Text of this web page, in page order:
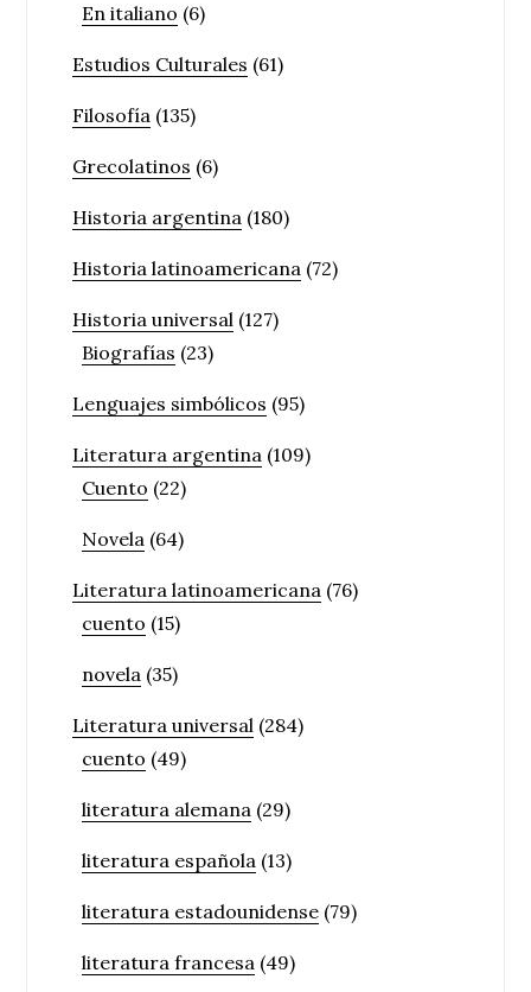
En italiano (6)
Estudios Culturales (61)
Filosofía (135)
Grecolatinos (6)
Historia argentina (180)
Historia latinoamericana (72)
Historia universal (127)
Biografías (23)
Lenguajes simbólicos (95)
Literatura argentina (109)
Cuento (22)
Novela (64)
Literatura latinoamericana (76)
cuento (15)
novela (35)
Literatura universal (284)
cuento (49)
literatura alemana (29)
literatura española (13)
literatura estadounidense (79)
literatura francesa (49)